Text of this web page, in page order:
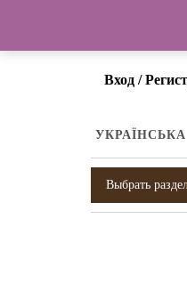
Вход /
УКРАЇНСЬКА
Выбрать